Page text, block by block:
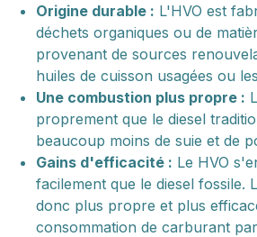
Origine durable : L'HVO est
déchets organiques ou de
provenant de sources
huiles de cuisson usagées ou
Une combustion plus propre :
proprement que le diesel
beaucoup moins de suie et de
Gains d'efficacité : Le HVO
facilement que le diesel fossile.
donc plus propre et plus
consommation de carburant